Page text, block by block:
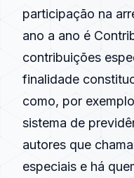
participação na
ano a ano é
contribuições
finalidade
como, por
sistema de
autores que
especiais e há